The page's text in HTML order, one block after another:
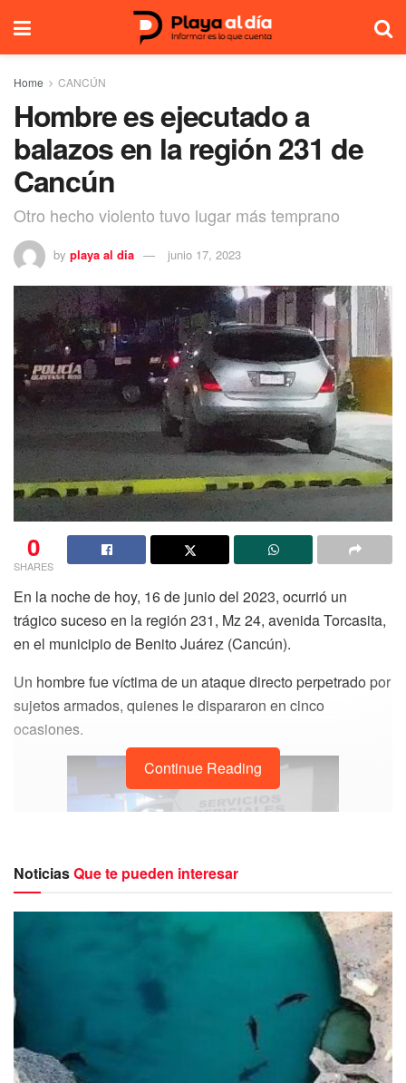
Home CANCÚN
Hombre es ejecutado a
balazos en la región 231 de
Cancún
Otro hecho violento tuvo lugar más temprano
by playa al dia junio 17, 2023
0
SHARES
En la noche de hoy, 16 de junio del 2023, ocurrió un
trágico suceso en la región 231, Mz 24, avenida Torcasita,
en el municipio de Benito Juárez (Cancún).
Un hombre fue víctima de un ataque directo perpetrado por
sujetos armados, quienes le dispararon en cinco
ocasiones.
A pesar de los esfuerzos de los paramédicos de la
empresa RIM, quienes acudieron al lugar y lo valoraron, la
víctima lamentablemente ya no contaba con signos vitales.
La presencia de sicarios en la zona ha generado una gran
conmoción, llegando incluso a poner en movimiento a los
agentes de la policía de Quintana Roo, quienes han
intensificado sus labores de búsqueda en un intento de dar
Continue Reading
NoticiasQue te pueden interesar